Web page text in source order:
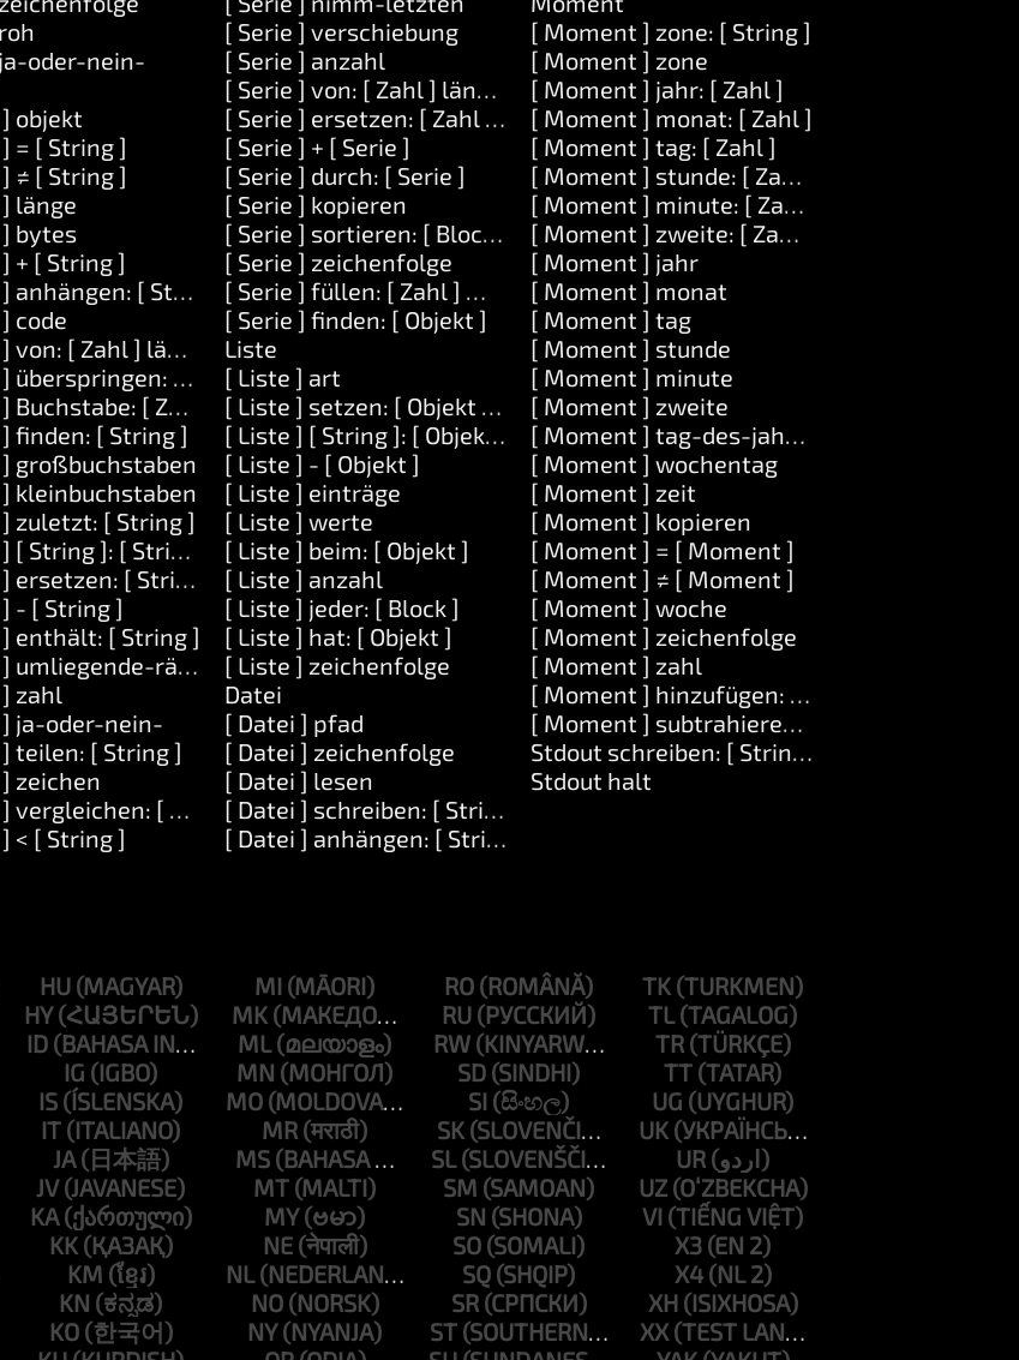
]
[ Objekt ]
]
oder-nein-
objekt
= [ String ]
≠ [ String ]
länge
bytes
+ [ String ]
anhängen: [ String ]
code
von: [ Zahl ] länge: [ Zahl ]
überspringen: [ Zahl ]
Buchstabe: [ Zahl ]
finden: [ String ]
großbuchstaben
kleinbuchstaben
zuletzt: [ String ]
[ String ]: [ String ]
ersetzen: [ String ] mit: [ String ]
- [ String ]
enthält: [ String ]
] umliegende-räume-entfernen
zahl
ja-oder-nein-
teilen: [ String ]
zeichen
vergleichen: [ String ]
< [ String ]
[ Serie ] verschiebung
[ Serie ] anzahl
[ Serie ] von: [ Zahl ] länge: [ Zahl ]
[ Serie ] ersetzen: [ Zahl ] länge: [ Zahl ] durch: [ Serie ]
[ Serie ] + [ Serie ]
[ Serie ] durch: [ Serie ]
[ Serie ] kopieren
[ Serie ] sortieren: [ Block ]
[ Serie ] zeichenfolge
[ Serie ] füllen: [ Zahl ] mit: [ Objekt ]
[ Serie ] finden: [ Objekt ]
Liste
[ Liste ] art
[ Liste ] setzen: [ Objekt ] auf: [ Objekt ]
[ Liste ] [ String ]: [ Objekt ]
[ Liste ] - [ Objekt ]
[ Liste ] einträge
[ Liste ] werte
[ Liste ] beim: [ Objekt ]
[ Liste ] anzahl
[ Liste ] jeder: [ Block ]
[ Liste ] hat: [ Objekt ]
[ Liste ] zeichenfolge
Datei
[ Datei ] pfad
[ Datei ] zeichenfolge
[ Datei ] lesen
[ Datei ] schreiben: [ String ]
[ Datei ] anhängen: [ String ]
[ Moment ] zone: [ String ]
[ Moment ] zone
[ Moment ] jahr: [ Zahl ]
[ Moment ] monat: [ Zahl ]
[ Moment ] tag: [ Zahl ]
[ Moment ] stunde: [ Zahl ]
[ Moment ] minute: [ Zahl ]
[ Moment ] zweite: [ Zahl ]
[ Moment ] jahr
[ Moment ] monat
[ Moment ] tag
[ Moment ] stunde
[ Moment ] minute
[ Moment ] zweite
[ Moment ] tag-des-jahres
[ Moment ] wochentag
[ Moment ] zeit
[ Moment ] kopieren
[ Moment ] = [ Moment ]
[ Moment ] ≠ [ Moment ]
[ Moment ] woche
[ Moment ] zeichenfolge
[ Moment ] zahl
[ Moment ] hinzufügen: [ Zahl ]
[ Moment ] subtrahieren: [ Zahl ]
Stdout schreiben: [ String ]
Stdout halt
HU
HY
ID
IG
IS
IT
JA
JV
KA
KK
KM
KN
KO
MI
MK
ML
MN
MO
MR
MS
MT
MY
NE
NL
NO
NY
RO
RU
RW
SD
SI
SK
SL
SM
SN
SO
SQ
SR
ST
TK
TL
TR
TT
UG
UK
UR
UZ
VI
X3
X4
XH
XX